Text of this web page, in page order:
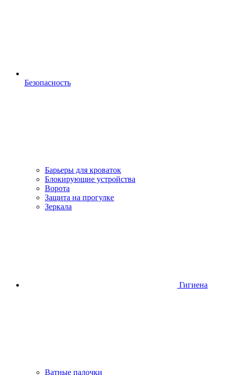
Безопасность
Барьеры для кроваток
Блокирующие устройства
Ворота
Защита на прогулке
Зеркала
Гигиена
Ватные палочки